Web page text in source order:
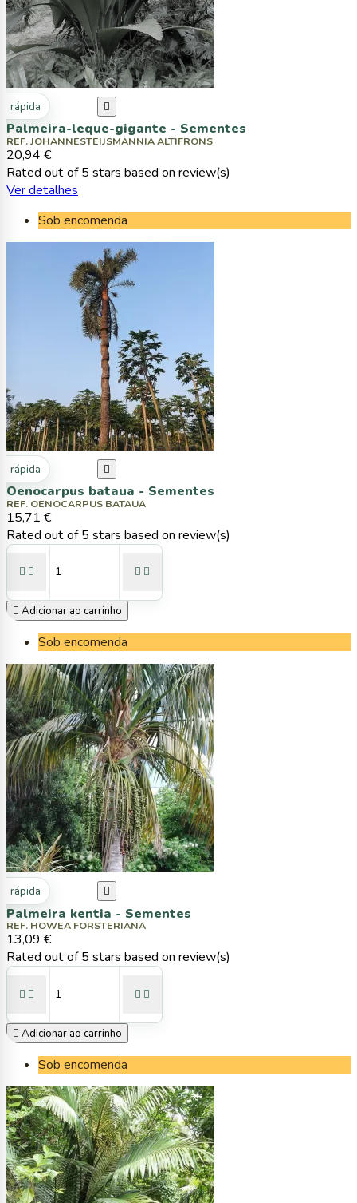
rápida 
Palmeira-leque-gigante - Sementes
REF. JOHANNESTEIJSMANNIA ALTIFRONS
20,94 €
Rated out of 5 stars based on review(s)
Ver detalhes
Sob encomenda
rápida 
Oenocarpus bataua - Sementes
REF. OENOCARPUS BATAUA
15,71 €
Rated out of 5 stars based on review(s)
   
 Adicionar ao carrinho
Sob encomenda
rápida 
Palmeira kentia - Sementes
REF. HOWEA FORSTERIANA
13,09 €
Rated out of 5 stars based on review(s)
   
 Adicionar ao carrinho
Sob encomenda